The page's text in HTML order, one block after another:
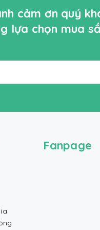
cảm ơn quý
lựa chọn mua
Fanpage